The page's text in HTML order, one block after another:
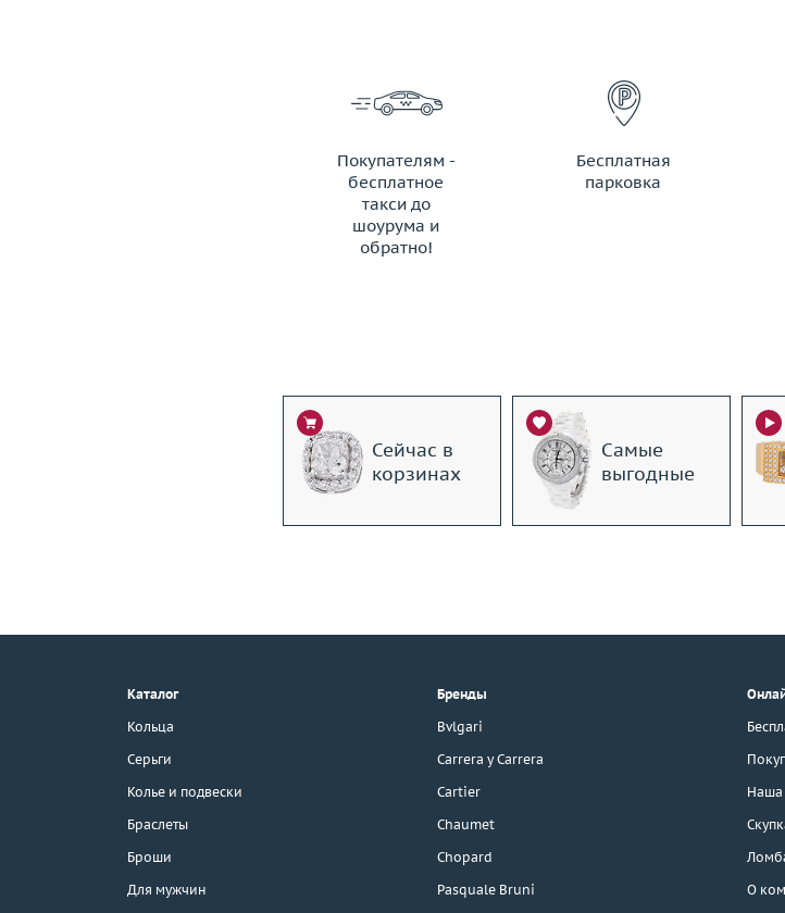
г. Москва, Тихвинский пер., д. 7,
3D-тур по шоуруму
Покупателям -
бесплатное
такси до
шоурума и
обратно!
ЗАКАЗАТЬ ТАКСИ
Бесплатная
парковка
Сейчас в
корзинах
Самые
выгодные
Каталог
Кольца
Серьги
Колье и подвески
Браслеты
Броши
Для мужчин
Бренды
Bvlgari
Carrera y Carrera
Cartier
Chaumet
Chopard
Pasquale Bruni
Наша
О